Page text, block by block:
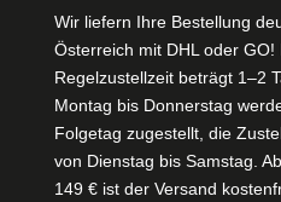
Wir liefern Ihre Bestellung
Österreich mit DHL oder GO!
Regelzustellzeit beträgt 1–2
Montag bis Donnerstag
Folgetag zugestellt, die
von Dienstag bis Samstag.
149 € ist der Versand